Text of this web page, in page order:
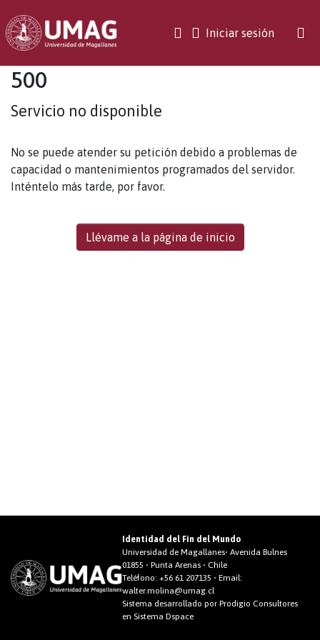
Iniciar sesión(current)
500
Servicio no disponible
No se puede atender su petición debido a problemas de
capacidad o mantenimientos programados del servidor.
Inténtelo más tarde, por favor.
Llévame a la página de inicio
Identidad del Fin del Mundo
Universidad de Magallanes• Avenida Bulnes
01855 • Punta Arenas • Chile
Teléfono:+56 61 207135 • Email:
walter.molina@umag.cl
Sistema desarrollado por Prodigio Consultores
en Sistema Dspace